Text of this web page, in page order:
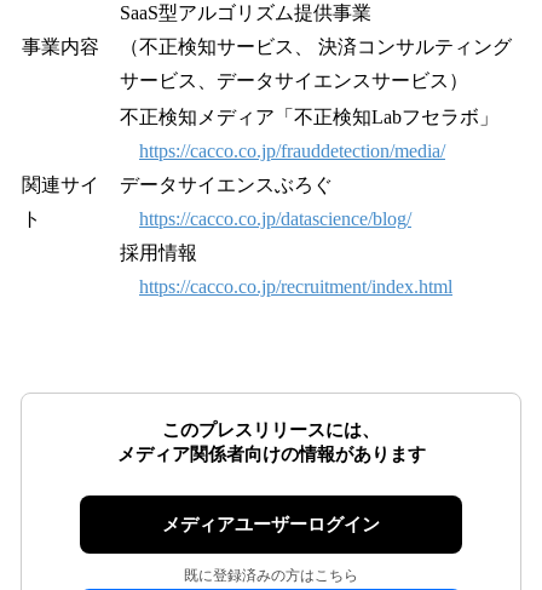
事業内容
SaaS型アルゴリズム提供事業
（不正検知サービス、 決済コンサルティング
サービス、データサイエンスサービス）
関連サイ
ト
不正検知メディア「不正検知Labフセラボ」
https://cacco.co.jp/frauddetection/media/
データサイエンスぶろぐ
https://cacco.co.jp/datascience/blog/
採用情報
https://cacco.co.jp/recruitment/index.html
このプレスリリースには、
メディア関係者向けの情報があります
メディアユーザーログイン
既に登録済みの方はこちら